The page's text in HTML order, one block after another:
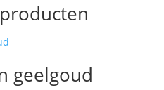
geelgoud